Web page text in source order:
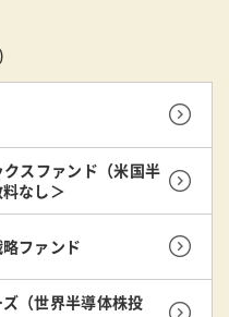
スファンド（米国半
なし＞
ファンド
（世界半導体株投